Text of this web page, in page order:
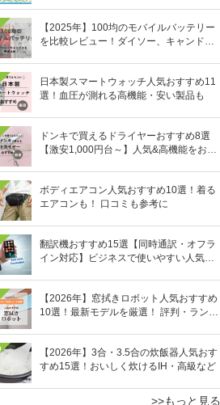
【2025年】100均のモバイルバッテリー
を比較レビュー！ダイソー、キャンドゥ
日本製スマートウォッチ人気おすすめ11
選！血圧が測れる高機能・安い製品も
ドンキで買えるドライヤーおすすめ8選
【激安1,000円台～】人気&高機能をお得
ボディエアコン人気おすすめ10選！着る
エアコンも！ 口コミも参考に
翻訳機おすすめ15選【同時通訳・オフラ
イン対応】ビジネスで使いやすい人気の
【2026年】窓拭きロボット人気おすすめ
10選！最新モデルを厳選！ 評判・ランキ
【2026年】3合・3.5合の炊飯器人気おす
すめ15選！おいしく炊けるIH・高級など
>>もっと見る